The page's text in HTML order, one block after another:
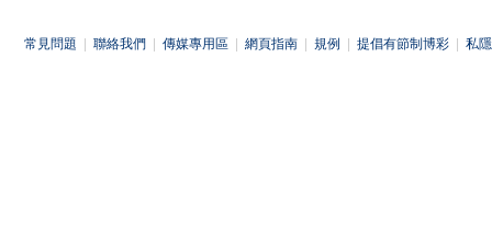
常見問題 聯絡我們 傳媒專用區 網頁指南 規例 提倡有節制博彩 私